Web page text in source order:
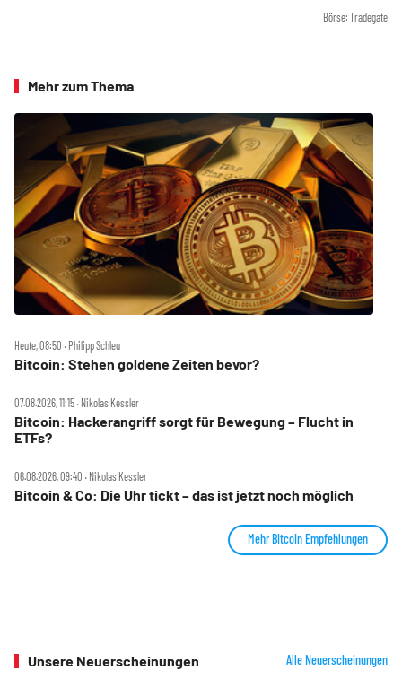
Börse: Tradegate
Mehr zum Thema
Heute, 08:50 ‧ Philipp Schleu
Bitcoin: Stehen goldene Zeiten bevor?
07.08.2026, 11:15 ‧ Nikolas Kessler
Bitcoin: Hackerangriff sorgt für Bewegung – Flucht in
ETFs?
06.08.2026, 09:40 ‧ Nikolas Kessler
Bitcoin & Co: Die Uhr tickt – das ist jetzt noch möglich
Mehr Bitcoin Empfehlungen
Unsere Neuerscheinungen Alle Neuerscheinungen